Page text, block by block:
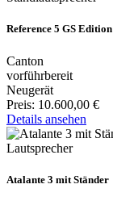
Reference 5 GS Edition
Canton
vorführbereit
Neugerät
Preis: 10.600,00 €
Details ansehen
Lautsprecher
Atalante 3 mit Ständer